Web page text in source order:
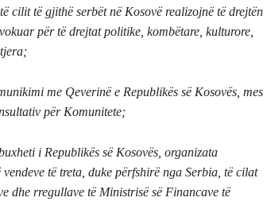
cilit të gjithë serbët në Kosovë realizojnë të drejtën
për të drejtat politike, kombëtare, kulturore,
me Qeverinë e Republikës së Kosovës, mes
për Komunitete;
i Republikës së Kosovës, organizata
të treta, duke përfshirë nga Serbia, të cilat
dhe rregullave të Ministrisë së Financave të